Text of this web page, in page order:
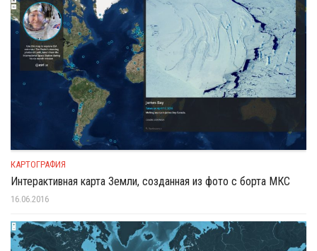
КАРТОГРАФИЯ
Интерактивная карта Земли, созданная из фото с борта МКС
16.06.2016